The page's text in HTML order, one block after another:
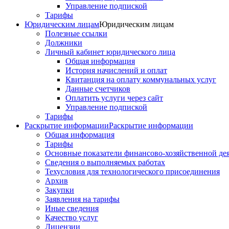
Управление подпиской
Тарифы
Юридическим лицамЮридическим лицам
Полезные ссылки
Должники
Личный кабинет юридического лица
Общая информация
История начислений и оплат
Квитанция на оплату коммунальных услуг
Данные счетчиков
Оплатить услуги через сайт
Управление подпиской
Тарифы
Раскрытие информацииРаскрытие информации
Общая информация
Тарифы
Основные показатели финансово-хозяйственной
Сведения о выполняемых работах
Техусловия для технологического присоединения
Архив
Закупки
Заявления на тарифы
Иные сведения
Качество услуг
Лицензии